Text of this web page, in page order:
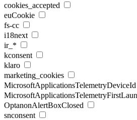
cookies_accepted
euCookie
fs-cc
i18next
ir_*
kconsent
klaro
marketing_cookies
MicrosoftApplicationsTelemetryDeviceId
OptanonAlertBoxClosed
snconsent